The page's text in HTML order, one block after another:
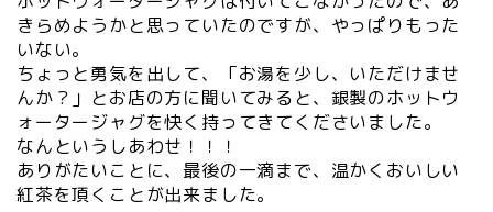
きらめようかと思っていたのですが、やっぱりもった
いない。
ちょっと勇気を出して、「お湯を少し、いただけませ
んか？」とお店の方に聞いてみると、銀製のホットウ
ォータージャグを快く持ってきてくださいました。
なんというしあわせ！！！
ありがたいことに、最後の一滴まで、温かくおいしい
紅茶を頂くことが出来ました。